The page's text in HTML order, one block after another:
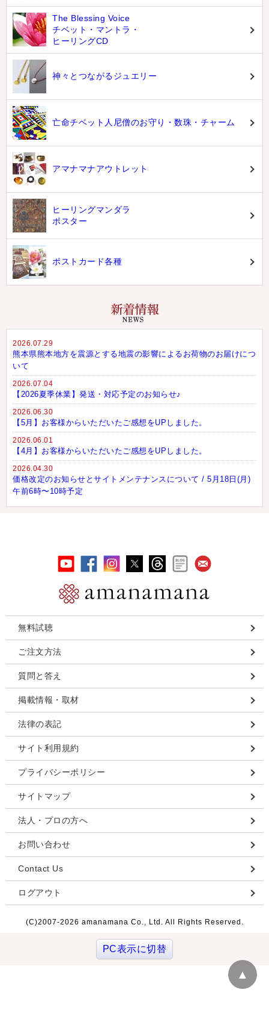
The Blessing Voice
チベット・マントラ・
ヒーリングCD
神々とつながるジュエリー
亡命チベット人尼僧のお守り・数珠・チャーム
アマナマナアウトレット
ヒーリングマンダラ
ポスター
ポストカード各種
2026.07.29
熊本県熊本地方を震源とする地震の影響によるお荷物のお届けにつ
いて
2026.07.04
【2026夏季休業】発送・対応予定のお知らせ♪
2026.06.30
【5月】お客様からいただいたご感想をUPしました。
2026.06.01
【4月】お客様からいただいたご感想をUPしました。
2026.04.30
価格改定のお知らせとサイトメンテナンスについて / 5月18日(月)
午前6時〜10時予定
無料試聴
ご注文方法
質問と答え
掲載情報・取材
法律の表記
サイト利用規約
プライバシーポリシー
サイトマップ
法人・プロの方へ
お問い合わせ
Contact Us
ログアウト
▲
(C)2007-2026 amanamana Co., Ltd. All Rights Reserved.
PC表示に切替